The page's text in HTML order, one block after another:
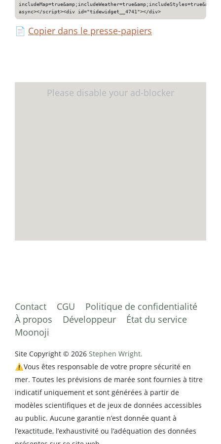
async></script><div id="tidewidget__4741"></div>
📄 Copier dans le presse-papiers
Contact CGU
Politique de confidentialité
À propos
Développeur
État du service
Moonoji
Site Copyright © 2026 Stephen Wright.
⚠️Vous êtes responsable de votre propre sécurité en
mer. Toutes les prévisions de marée sont fournies à titre
indicatif uniquement et sont générées à partir de
modèles scientifiques et de jeux de données accessibles
au public. Aucune garantie n’est donnée quant à
l’exactitude, l’exhaustivité ou l’adéquation des données